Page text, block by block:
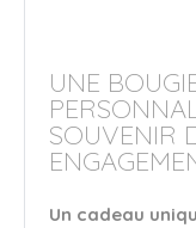
UNE
SOUVENIR
Un cadeau